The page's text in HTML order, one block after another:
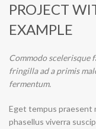
PROJECT
EXAMPLE
Commodo scelerisque
fringilla ad a primis
fermentum.
Eget tempus praesent
phasellus viverra